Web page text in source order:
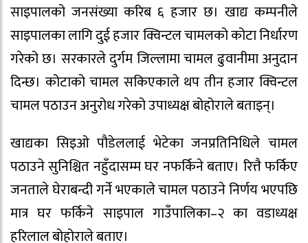
साइपालको जनसंख्या करिब ६ हजार छ। खाद्य कम्पनीले
साइपालका लागि दुई हजार क्विन्टल चामलको कोटा निर्धारण
गरेको छ। सरकारले दुर्गम जिल्लामा चामल ढुवानीमा अनुदान
दिन्छ। कोटाको चामल सकिएकाले थप तीन हजार क्विन्टल
चामल पठाउन अनुरोध गरेको उपाध्यक्ष बोहोराले बताइन्।
खाद्यका सिइओ पौडेललाई भेटेका जनप्रतिनिधिले चामल
पठाउने सुनिश्चित नहुँदासम्म घर नफर्किने बताए। रित्तै फर्किए
जनताले घेराबन्दी गर्ने भएकाले चामल पठाउने निर्णय भएपछि
मात्र घर फर्किने साइपाल गाउँपालिका–२ का वडाध्यक्ष
हरिलाल बोहोराले बताए।